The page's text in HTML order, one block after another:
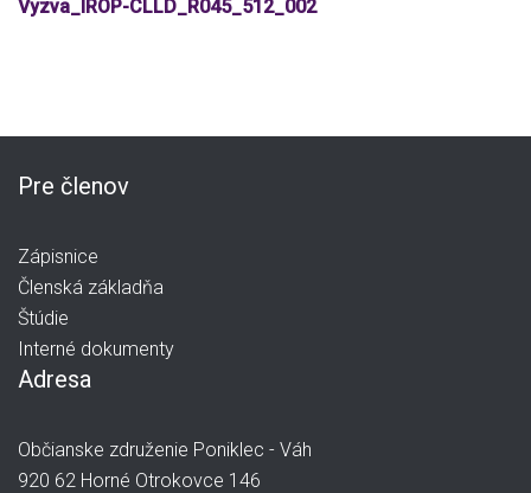
Vyzva_IROP-CLLD_R045_512_002
Pre členov
Zápisnice
Členská základňa
Štúdie
Interné dokumenty
Adresa
Občianske združenie Poniklec - Váh
920 62 Horné Otrokovce 146